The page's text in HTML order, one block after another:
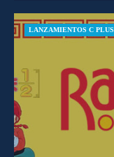
LANZAMIENTOS C PLUS